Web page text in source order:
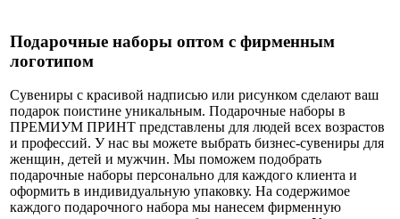
Подарочные наборы оптом с фирменным
логотипом
Сувениры с красивой надписью или рисунком сделают ваш
подарок поистине уникальным. Подарочные наборы в
ПРЕМИУМ ПРИНТ представлены для людей всех возрастов
и профессий. У нас вы можете выбрать бизнес-сувениры для
женщин, детей и мужчин. Мы поможем подобрать
подарочные наборы персонально для каждого клиента и
оформить в индивидуальную упаковку. На содержимое
каждого подарочного набора мы нанесем фирменную